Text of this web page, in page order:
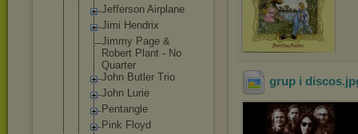
Jefferson Airplane
Jimi Hendrix
Jimmy Page &
Robert Plant - No
Quarter
John Butler Trio
John Lurie
Pentangle
Pink Floyd
grup i discos